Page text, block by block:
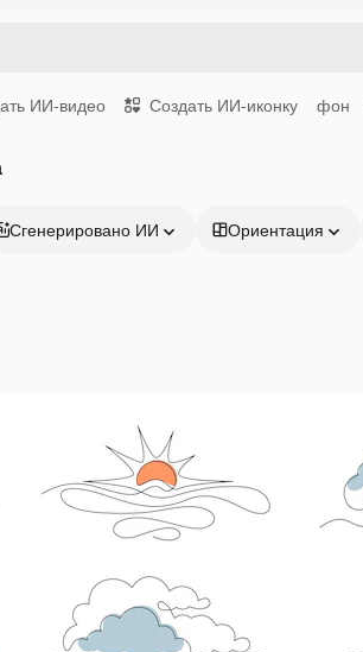
ИИ-видео Создать ИИ-иконку фон
Сгенерировано ИИ Ориентация
создания
1 миллиона
Продукция
ИИ-помощник
Генератор
изображений ИИ